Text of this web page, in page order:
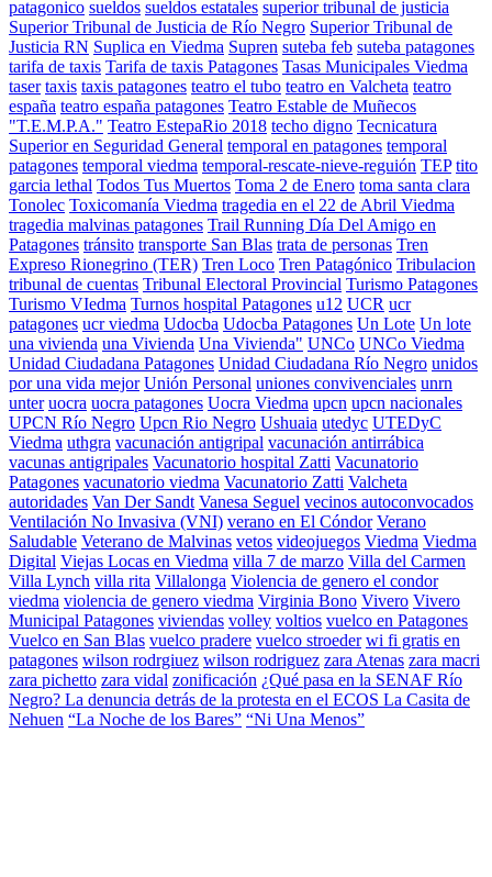
patagonico sueldos sueldos estatales superior tribunal de justicia
Superior Tribunal de Justicia de Río Negro Superior Tribunal de
Justicia RN Suplica en Viedma Supren suteba feb suteba patagones
tarifa de taxis Tarifa de taxis Patagones Tasas Municipales Viedma
taser taxis taxis patagones teatro el tubo teatro en Valcheta teatro
españa teatro españa patagones Teatro Estable de Muñecos
"T.E.M.P.A." Teatro EstepaRio 2018 techo digno Tecnicatura
Superior en Seguridad General temporal en patagones temporal
patagones temporal viedma temporal-rescate-nieve-reguión TEP tito
garcia lethal Todos Tus Muertos Toma 2 de Enero toma santa clara
Tonolec Toxicomanía Viedma tragedia en el 22 de Abril Viedma
tragedia malvinas patagones Trail Running Día Del Amigo en
Patagones tránsito transporte San Blas trata de personas Tren
Expreso Rionegrino (TER) Tren Loco Tren Patagónico Tribulacion
tribunal de cuentas Tribunal Electoral Provincial Turismo Patagones
Turismo VIedma Turnos hospital Patagones u12 UCR ucr
patagones ucr viedma Udocba Udocba Patagones Un Lote Un lote
una vivienda una Vivienda Una Vivienda" UNCo UNCo Viedma
Unidad Ciudadana Patagones Unidad Ciudadana Río Negro unidos
por una vida mejor Unión Personal uniones convivenciales unrn
unter uocra uocra patagones Uocra Viedma upcn upcn nacionales
UPCN Río Negro Upcn Rio Negro Ushuaia utedyc UTEDyC
Viedma uthgra vacunación antigripal vacunación antirrábica
vacunas antigripales Vacunatorio hospital Zatti Vacunatorio
Patagones vacunatorio viedma Vacunatorio Zatti Valcheta
autoridades Van Der Sandt Vanesa Seguel vecinos autoconvocados
Ventilación No Invasiva (VNI) verano en El Cóndor Verano
Saludable Veterano de Malvinas vetos videojuegos Viedma Viedma
Digital Viejas Locas en Viedma villa 7 de marzo Villa del Carmen
Villa Lynch villa rita Villalonga Violencia de genero el condor
viedma violencia de genero viedma Virginia Bono Vivero Vivero
Municipal Patagones viviendas volley voltios vuelco en Patagones
Vuelco en San Blas vuelco pradere vuelco stroeder wi fi gratis en
patagones wilson rodrgiuez wilson rodriguez zara Atenas zara macri
zara pichetto zara vidal zonificación ¿Qué pasa en la SENAF Río
Negro? La denuncia detrás de la protesta en el ECOS La Casita de
Nehuen “La Noche de los Bares” “Ni Una Menos”